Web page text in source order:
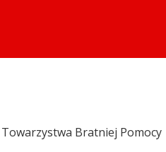
Bratniej Pomocy